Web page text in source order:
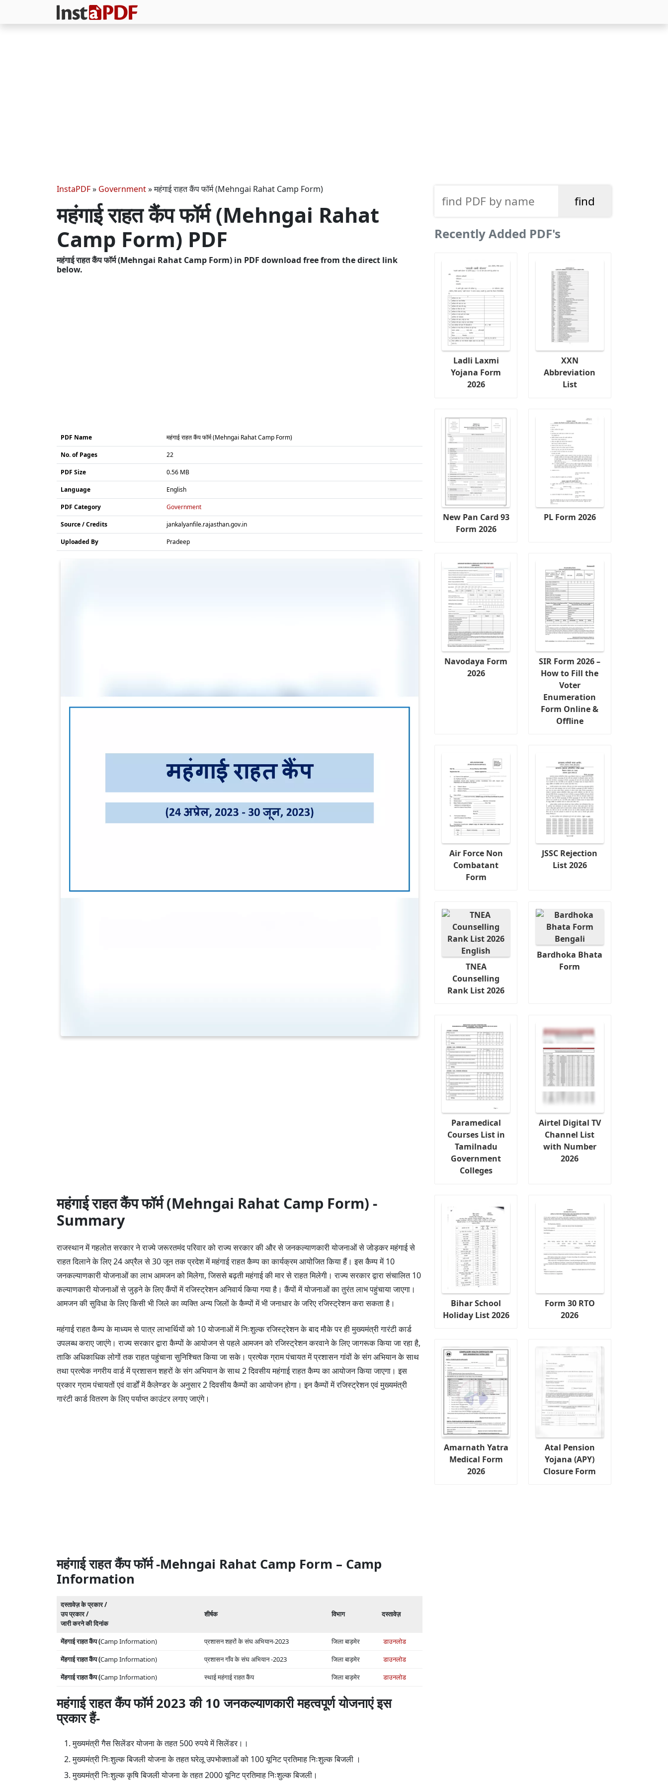
InstaPDF» Government»महंगाई राहत कैंप फॉर्म (Mehngai Rahat Camp Form)
महंगाई राहत कैंप फॉर्म (Mehngai Rahat
Camp Form) PDF
महंगाई राहत कैंप फॉर्म (Mehngai Rahat Camp Form) in PDF download free from the direct link
below.
PDF Name महंगाई राहत कैंप फॉर्म (Mehngai Rahat Camp Form)
No. of Pages 22
PDF Size 0.56 MB
Language English
PDF Category Government
Source / Credits jankalyanfile.rajasthan.gov.in
Uploaded By Pradeep
महंगाई राहत कैंप फॉर्म (Mehngai Rahat Camp Form) -
Summary
राजस्थान में गहलोत सरकार ने राज्ये जरूरतमंद परिवार को राज्य सरकार की और से जनकल्याणकारी योजनाओं से जोड़कर महंगाई से
राहत दिलाने के लिए 24 अप्रैल से 30 जून तक प्रदेश में महंगाई राहत कैम्प का कार्यक्रम आयोजित किया हैं। इस कैम्प में 10
जनकल्याणकारी योजनाओं का लाभ आमजन को मिलेगा, जिससे बढ़ती महंगाई की मार से राहत मिलेगी। राज्य सरकार द्वारा संचालित 10
कल्याणकारी योजनाओं से जुड़ने के लिए कैंपों में रजिस्ट्रेशन अनिवार्य किया गया है। कैंपों में योजनाओं का तुरंत लाभ पहुंचाया जाएगा।
आमजन की सुविधा के लिए किसी भी जिले का व्यक्ति अन्य जिलों के कैम्पों में भी जनाधार के जरिए रजिस्ट्रेशन करा सकता है।
महंगाई राहत कैम्प के माध्यम से पात्र लाभार्थियों को 10 योजनाओं में निःशुल्क रजिस्ट्रेशन के बाद मौके पर ही मुख्यमंत्री गारंटी कार्ड
उपलब्ध कराए जाएंगे। राज्य सरकार द्वारा कैम्पों के आयोजन से पहले आमजन को रजिस्ट्रेशन करवाने के लिए जागरूक किया जा रहा है,
ताकि अधिकाधिक लोगों तक राहत पहुंचाना सुनिश्चित किया जा सके। प्रत्येक ग्राम पंचायत में प्रशासन गांवों के संग अभियान के साथ
तथा प्रत्येक नगरीय वार्ड में प्रशासन शहरों के संग अभियान के साथ 2 दिवसीय महंगाई राहत कैम्प का आयोजन किया जाएगा। इस
प्रकार ग्राम पंचायतों एवं वार्डों में कैलेण्डर के अनुसार 2 दिवसीय कैम्पों का आयोजन होगा। इन कैम्पों में रजिस्ट्रेशन एवं मुख्यमंत्री
गारंटी कार्ड वितरण के लिए पर्याप्त काउंटर लगाए जाएंगे।
महंगाई राहत कैंप फॉर्म -Mehngai Rahat Camp Form – Camp
Information
दस्तावेज़ के प्रकार /
उप प्रकार /
जारी करने की दिनांक
शीर्षक विभाग दस्तावेज़
मेंहगाई राहत कैंप (Camp Information) प्रशासन शहरों के संघ अभियान-2023 जिला बाड़मेर
डाउनलोड
मेंहगाई राहत कैंप (Camp Information) प्रशासन गाँव के संघ अभियान -2023 जिला बाड़मेर
डाउनलोड
मेंहगाई राहत कैंप (Camp Information) स्थाई महंगाई राहत कैंप जिला बाड़मेर डाउनलोड
महंगाई राहत कैंप फॉर्म 2023 की 10 जनकल्याणकारी महत्वपूर्ण योजनाएं इस
प्रकार हैं-
मुख्यमंत्री गैस सिलेंडर योजना के तहत 500 रुपये में सिलेंडर।।
मुख्यमंत्री निःशुल्क बिजली योजना के तहत घरेलू उपभोक्ताओं को 100 यूनिट प्रतिमाह निःशुल्क बिजली ।
मुख्यमंत्री निःशुल्क कृषि बिजली योजना के तहत 2000 यूनिट प्रतिमाह निःशुल्क बिजली।
Recently Added PDF's
Ladli Laxmi
Yojana Form
2026
XXN
Abbreviation
List
New Pan Card 93
Form 2026
PL Form 2026
Navodaya Form
2026
SIR Form 2026 –
How to Fill the
Voter
Enumeration
Form Online &
Offline
Air Force Non
Combatant
Form
JSSC Rejection
List 2026
TNEA
Counselling
Rank List 2026
Bardhoka Bhata
Form
Paramedical
Courses List in
Tamilnadu
Government
Colleges
Airtel Digital TV
Channel List
with Number
2026
Bihar School
Holiday List 2026
Form 30 RTO
2026
Amarnath Yatra
Medical Form
2026
Atal Pension
Yojana (APY)
Closure Form